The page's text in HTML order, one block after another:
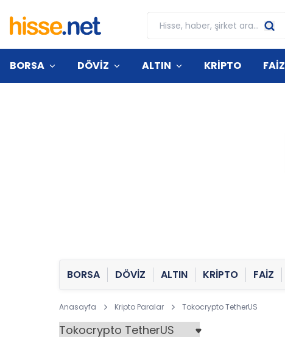
BORSA DÖVİZ ALTIN KRİPTO FAİZ
BORSA DÖVİZ ALTIN KRİPTO FAİZ
Anasayfa Kripto Paralar Tokocrypto TetherUS